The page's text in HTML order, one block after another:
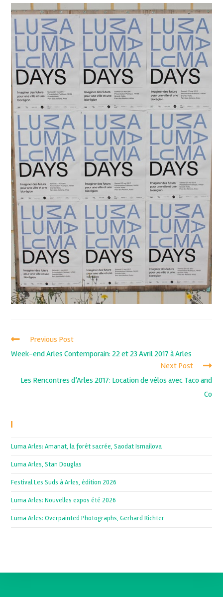
Previous Post
Week-end Arles Contemporain: 22 et 23 Avril 2017 à Arles
Next Post
Les Rencontres d’Arles 2017: Location de vélos avec Taco and
Co
Luma Arles: Amanat, la forêt sacrée, Saodat Ismailova
Luma Arles, Stan Douglas
Festival Les Suds à Arles, édition 2026
Luma Arles: Nouvelles expos été 2026
Luma Arles: Overpainted Photographs, Gerhard Richter